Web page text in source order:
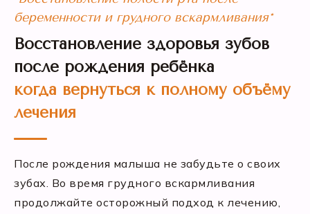
беременности и грудного вскармливания*
Восстановление здоровья зубов
после рождения ребёнка
когда вернуться к полному объёму
лечения
После рождения малыша не забудьте о своих
зубах. Во время грудного вскармливания
продолжайте осторожный подход к лечению,